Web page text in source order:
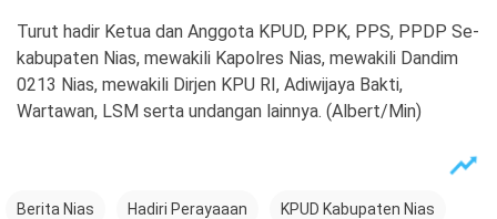
Turut hadir Ketua dan Anggota KPUD, PPK, PPS, PPDP Se-
kabupaten Nias, mewakili Kapolres Nias, mewakili Dandim
0213 Nias, mewakili Dirjen KPU RI, Adiwijaya Bakti,
Wartawan, LSM serta undangan lainnya. (Albert/Min)
Berita Nias Hadiri Perayaaan KPUD Kabupaten Nias